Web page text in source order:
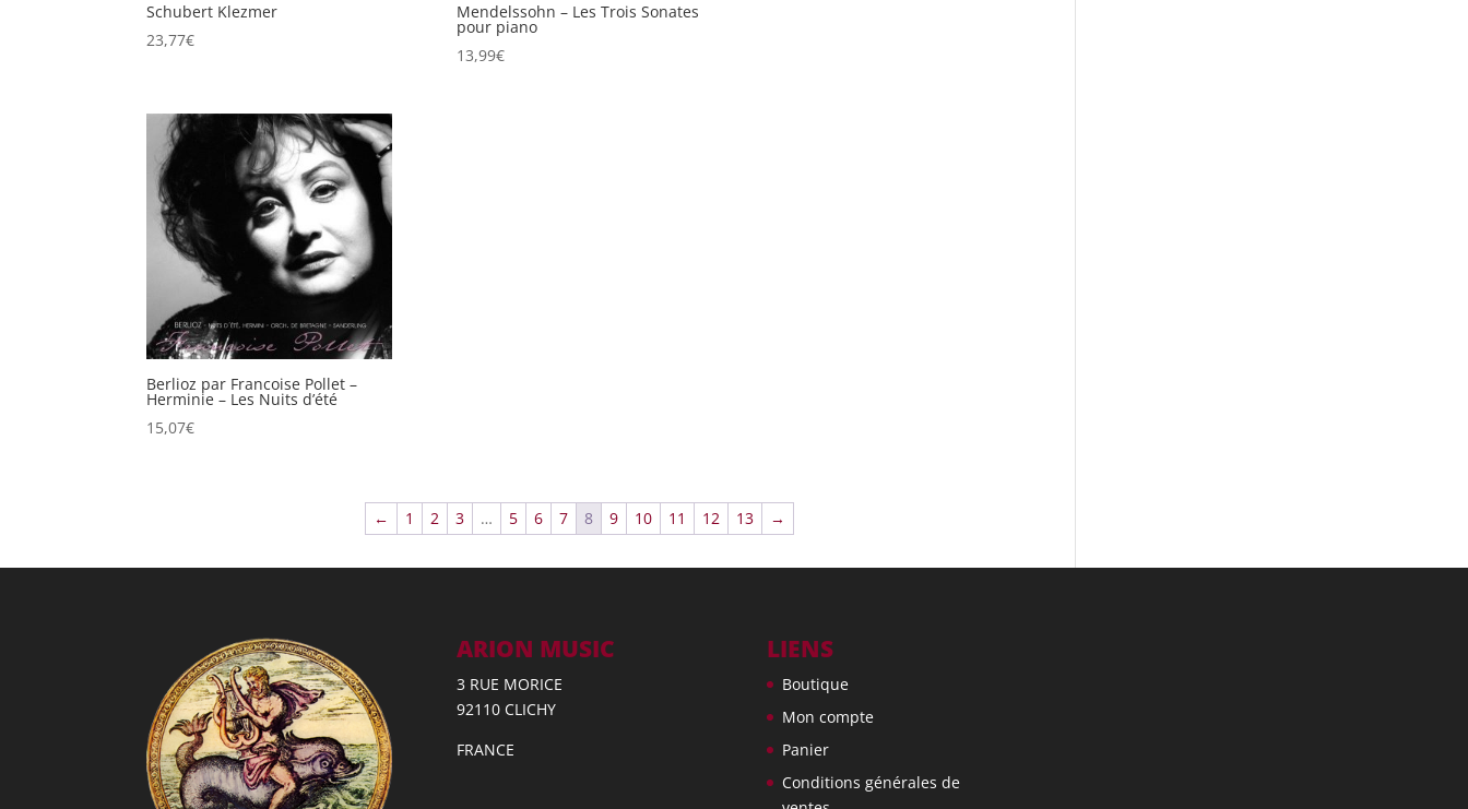
Schubert Klezmer
23,77€
Mendelssohn – Les Trois Sonates
pour piano
13,99€
Berlioz par Francoise Pollet –
Herminie – Les Nuits d’été
15,07€
← 1 2 3 … 5 6 7 8 9 10 11 12 13 →
ARION MUSIC
3 RUE MORICE
92110 CLICHY
FRANCE
LIENS
Boutique
Mon compte
Panier
Conditions générales de